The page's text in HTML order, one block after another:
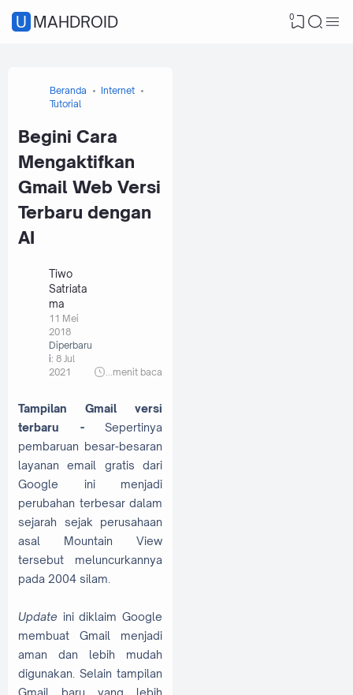
UMAHDROID 0
Beranda
Internet
Tutorial
Begini Cara
Mengaktifkan
Gmail Web Versi
Terbaru dengan
AI
Tiwo
Satriata
ma
11 Mei
2018
Diperbaru
i: 8 Jul
2021
menit baca
Tampilan Gmail versi
terbaru -Sepertinya
pembaruan besar-besaran
layanan email gratis dari
Google ini menjadi
perubahan terbesar dalam
sejarah sejak perusahaan
asal Mountain View
tersebut meluncurkannya
pada 2004 silam.
Update ini diklaim Google
membuat Gmail menjadi
aman dan lebih mudah
digunakan. Selain tampilan
Gmail baru yang lebih